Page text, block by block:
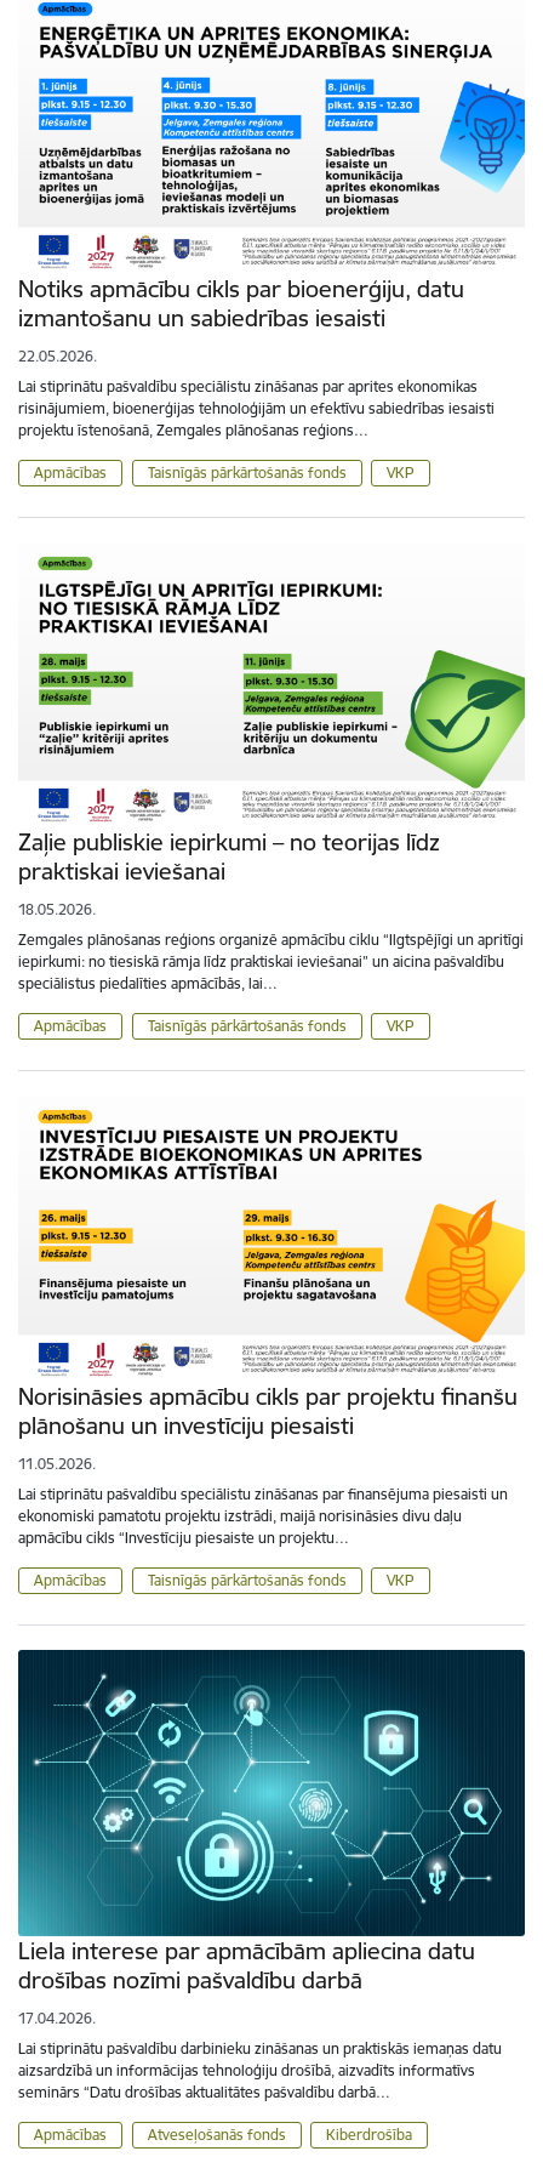
Notiks apmācību cikls par bioenerģiju, datu
izmantošanu un sabiedrības iesaisti
22.05.2026.
Lai stiprinātu pašvaldību speciālistu zināšanas par aprites ekonomikas
risinājumiem, bioenerģijas tehnoloģijām un efektīvu sabiedrības iesaisti
projektu īstenošanā, Zemgales plānošanas reģions…
Apmācības Taisnīgās pārkārtošanās fonds VKP
Zaļie publiskie iepirkumi – no teorijas līdz
praktiskai ieviešanai
18.05.2026.
Zemgales plānošanas reģions organizē apmācību ciklu “Ilgtspējīgi un apritīgi
iepirkumi: no tiesiskā rāmja līdz praktiskai ieviešanai” un aicina pašvaldību
speciālistus piedalīties apmācībās, lai…
Apmācības Taisnīgās pārkārtošanās fonds VKP
Norisināsies apmācību cikls par projektu finanšu
plānošanu un investīciju piesaisti
11.05.2026.
Lai stiprinātu pašvaldību speciālistu zināšanas par finansējuma piesaisti un
ekonomiski pamatotu projektu izstrādi, maijā norisināsies divu daļu
apmācību cikls “Investīciju piesaiste un projektu…
Apmācības Taisnīgās pārkārtošanās fonds VKP
Liela interese par apmācībām apliecina datu
drošības nozīmi pašvaldību darbā
17.04.2026.
Lai stiprinātu pašvaldību darbinieku zināšanas un praktiskās iemaņas datu
aizsardzībā un informācijas tehnoloģiju drošībā, aizvadīts informatīvs
seminārs “Datu drošības aktualitātes pašvaldību darbā…
Apmācības Atveseļošanās fonds Kiberdrošība